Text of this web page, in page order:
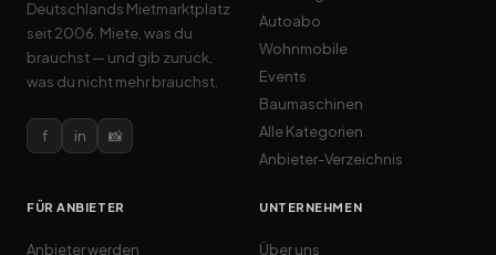
Deutschlands Mietmarktplatz
seit 2006. Miete, was du
brauchst — und gib zurück,
was du nicht mehr brauchst.
f in 📸
Autoabo
Wohnmobile
Events
Baumaschinen
Alle Kategorien
Anbieter-Verzeichnis
FÜR ANBIETER
Anbieter werden
UNTERNEHMEN
Über uns